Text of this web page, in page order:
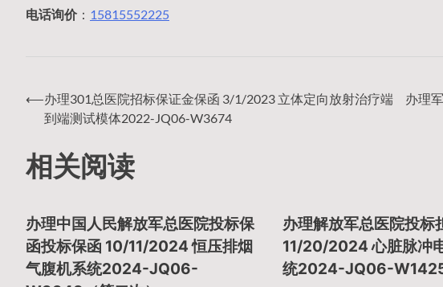
电话询价： 15815552225
文
章
导
⟵办理301总医院招标保证金保函 3/1/2023 立体定向放射治疗端
到端测试模体2022-JQ06-W3674
办理
相关阅读
办理中国人民解放军总医院投标保
函投标保函 10/11/2024 恒压排烟
气腹机系统2024-JQ06-
办理解放军总医院投标
11/20/2024 心脏脉冲
统2024-JQ06-